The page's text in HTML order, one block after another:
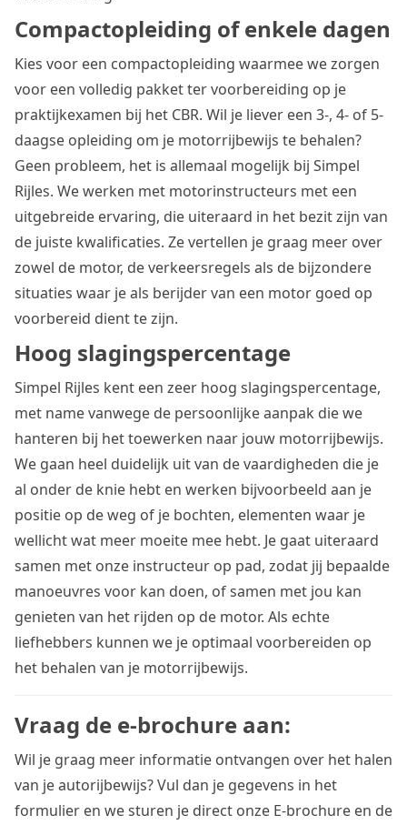
Compactopleiding of enkele dagen
Kies voor een compactopleiding waarmee we zorgen
voor een volledig pakket ter voorbereiding op je
praktijkexamen bij het CBR. Wil je liever een 3-, 4- of 5-
daagse opleiding om je motorrijbewijs te behalen?
Geen probleem, het is allemaal mogelijk bij Simpel
Rijles. We werken met motorinstructeurs met een
uitgebreide ervaring, die uiteraard in het bezit zijn van
de juiste kwalificaties. Ze vertellen je graag meer over
zowel de motor, de verkeersregels als de bijzondere
situaties waar je als berijder van een motor goed op
voorbereid dient te zijn.
Hoog slagingspercentage
Simpel Rijles kent een zeer hoog slagingspercentage,
met name vanwege de persoonlijke aanpak die we
hanteren bij het toewerken naar jouw motorrijbewijs.
We gaan heel duidelijk uit van de vaardigheden die je
al onder de knie hebt en werken bijvoorbeeld aan je
positie op de weg of je bochten, elementen waar je
wellicht wat meer moeite mee hebt. Je gaat uiteraard
samen met onze instructeur op pad, zodat jij bepaalde
manoeuvres voor kan doen, of samen met jou kan
genieten van het rijden op de motor. Als echte
liefhebbers kunnen we je optimaal voorbereiden op
het behalen van je motorrijbewijs.
Vraag de e-brochure aan:
Wil je graag meer informatie ontvangen over het halen
van je autorijbewijs? Vul dan je gegevens in het
formulier en we sturen je direct onze E-brochure en de